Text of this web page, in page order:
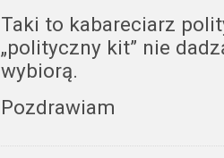
Taki to kabareciarz
„polityczny kit” nie
wybiorą.
Pozdrawiam